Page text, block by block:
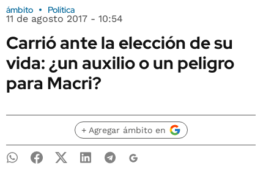
ámbito Política
11 de agosto 2017 - 10:54
Carrió ante la elección de su
vida: ¿un auxilio o un peligro
para Macri?
+ Agregar ámbito en